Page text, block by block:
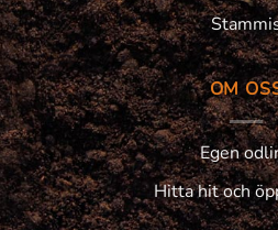
OM
Egen
Hitta hit och